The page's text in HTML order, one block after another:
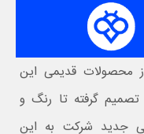
محصولات قدیمی این
گرفته تا رنگ و
جدید شرکت به این